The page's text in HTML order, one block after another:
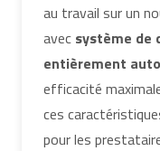
au travail sur un
avec système de
entièrement
efficacité
ces
pour les